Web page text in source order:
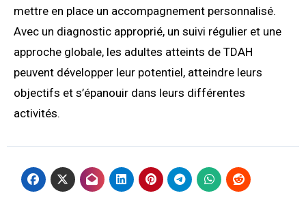
mettre en place un accompagnement personnalisé.
Avec un diagnostic approprié, un suivi régulier et une
approche globale, les adultes atteints de TDAH
peuvent développer leur potentiel, atteindre leurs
objectifs et s’épanouir dans leurs différentes
activités.